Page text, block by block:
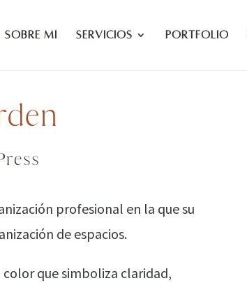
Sobre mí Servicios Portfolio
profesional en la que su
de espacios.
que simboliza claridad,